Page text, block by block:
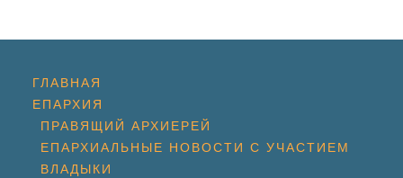
ГЛАВНАЯ
ЕПАРХИЯ
ПРАВЯЩИЙ АРХИЕРЕЙ
ЕПАРХИАЛЬНЫЕ НОВОСТИ С УЧАСТИЕМ
ВЛАДЫКИ